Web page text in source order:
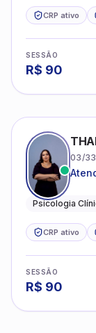
CRP ativo
SESSÃO
R$ 90
03/
Psicologia
CRP ativo
SESSÃO
R$ 90